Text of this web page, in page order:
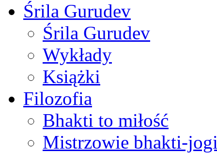
Śrila Gurudev
Śrila Gurudev
Wykłady
Książki
Filozofia
Bhakti to miłość
Mistrzowie bhakti-